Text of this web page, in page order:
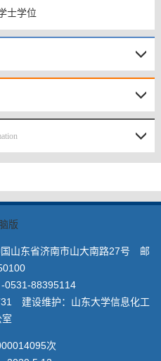
士学位
版
山东省济南市山大南路27号 邮
0531-88395114
建设维护：山东大学信息化工
室
次